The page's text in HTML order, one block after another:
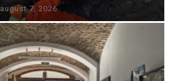
august 7, 2026